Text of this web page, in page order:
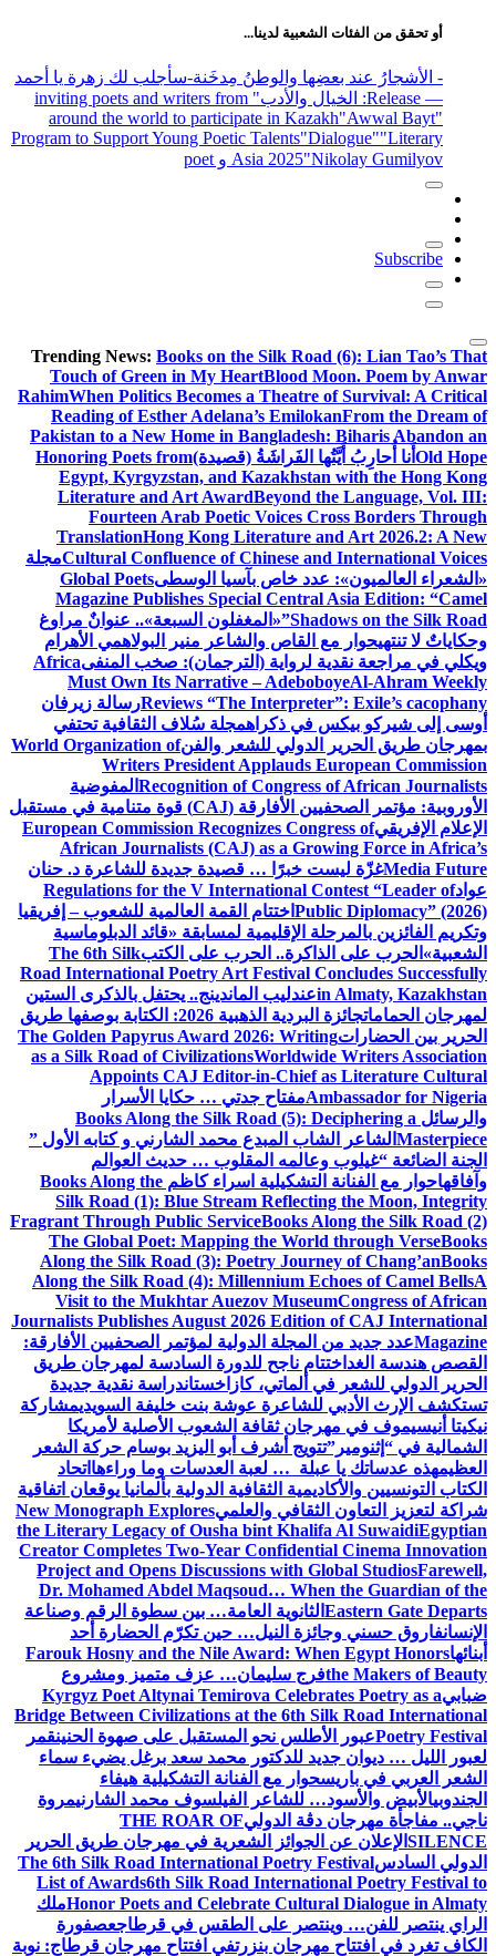
أو تحقق من الفئات الشعبية لدينا...
- الأشجارُ عند بعضِها والوطنُ مِدخَنة-سأجلب لك زهرة يا أحمد
— Release
: الخيال والأدب
" inviting poets and writers from
around the world to participate in Kazakh"Awwal Bayt"
Program to Support Young Poetic Talents"Dialogue""Literary
Asia 2025"Nikolay Gumilyov و poet
Subscribe
Trending News: Books on the Silk Road (6): Lian Tao’s That
Touch of Green in My HeartBlood Moon. Poem by Anwar
RahimWhen Politics Becomes a Theatre of Survival: A Critical
Reading of Esther Adelana’s EmilokanFrom the Dream of
Pakistan to a New Home in Bangladesh: Biharis Abandon an
Old Hope أَنا أُحارِبُ أَيَّتُها الفَراشَةُ (قصيدة)Honoring Poets from
Egypt, Kyrgyzstan, and Kazakhstan with the Hong Kong
Literature and Art AwardBeyond the Language, Vol. III:
Fourteen Arab Poetic Voices Cross Borders Through
TranslationHong Kong Literature and Art 2026.2: A New
Cultural Confluence of Chinese and International Voicesمجلة
«الشعراء العالميون»: عدد خاص بآسيا الوسطىGlobal Poets
Magazine Publishes Special Central Asia Edition: “Camel
Shadows on the Silk Road” «المغفلون السبعة».. عنوانٌ مراوغ
وحكاياتٌ لا تنتهيحوار مع القاص والشاعر منير البولاهمي الأهرام
ويكلي في مراجعة نقدية لرواية (الترجمان): صخب المنفىAfrica
Must Own Its Narrative – AdeboboyeAl-Ahram Weekly
Reviews “The Interpreter”: Exile’s cacophanyرسالة زيرفان
أوسى إلى شيركو بيكس في ذكراهمجلة سُلاف الثقافية تحتفي
بمهرجان طريق الحرير الدولي للشعر والفنWorld Organization of
Writers President Applauds European Commission
Recognition of Congress of African Journalists المفوضية
الأوروبية: مؤتمر الصحفيين الأفارقة (CAJ) قوة متنامية في مستقبل
الإعلام الإفريقيEuropean Commission Recognizes Congress of
African Journalists (CAJ) as a Growing Force in Africa’s
Media Futureغزّة ليست خبرًا … قصيدة جديدة للشاعرة د. حنان
عوادRegulations for the V International Contest “Leader of
Public Diplomacy” (2026) اختتام القمة العالمية للشعوب – إفريقيا
وتكريم الفائزين بالمرحلة الإقليمية لمسابقة «قائد الدبلوماسية
الشعبية» الحرب على الذاكرة.. الحرب على الكتبThe 6th Silk
Road International Poetry Art Festival Concludes Successfully
in Almaty, Kazakhstanعندليب الماندينج.. يحتفل بالذكرى الستين
لمهرجان الحمامات
جائزة البردية الذهبية 2026: الكتابة بوصفها طريق
الحرير بين الحضاراتThe Golden Papyrus Award 2026: Writing
as a Silk Road of CivilizationsWorldwide Writers Association
Appoints CAJ Editor-in-Chief as Literature Cultural
Ambassador for Nigeriaمفتاح جدتي … حكايا الأسرار
والرسائل Books Along the Silk Road (5): Deciphering a
Masterpiece الشاعر الشاب المبدع محمد الشارني و كتابه الأول ”
الجنة الضائعة “غيلوب وعالمه المقلوب … حديث العوالم
وآفاقهاحوار مع الفنانة التشكيلية اسراء كاظم Books Along the
Silk Road (1): Blue Stream Reflecting the Moon, Integrity
Fragrant Through Public ServiceBooks Along the Silk Road (2)
The Global Poet: Mapping the World through VerseBooks
Along the Silk Road (3): Poetry Journey of Chang’anBooks
Along the Silk Road (4): Millennium Echoes of Camel BellsA
Visit to the Mukhtar Auezov MuseumCongress of African
Journalists Publishes August 2026 Edition of CAJ International
Magazineعدد جديد من المجلة الدولية لمؤتمر الصحفيين الأفارقة:
القصص هندسة الغد اختتام ناجح للدورة السادسة لمهرجان طريق
الحرير الدولي للشعر في ألماتي، كازاخستاندراسة نقدية جديدة
تستكشف الإرث الأدبي للشاعرة عوشة بنت خليفة السويديمشاركة
نيكيتا أنيسيموف في مهرجان ثقافة الشعوب الأصلية لأمريكا
الشمالية في “إثنومير”تتويج أشرف أبو اليزيد بوسام حركة الشعر
العظيمهذه عدساتك يا عبلة … لعبة العدسات وما وراءها اتحاد
الكتاب التونسيين والأكاديمية الثقافية الدولية بألمانيا يوقعان اتفاقية
شراكة لتعزيز التعاون الثقافي والعلميNew Monograph Explores
the Literary Legacy of Ousha bint Khalifa Al SuwaidiEgyptian
Creator Completes Two-Year Confidential Cinema Innovation
Project and Opens Discussions with Global StudiosFarewell,
Dr. Mohamed Abdel Maqsoud… When the Guardian of the
Eastern Gate Departs الثانوية العامة… بين سطوة الرقم وصناعة
الإنسانفاروق حسني وجائزة النيل… حين تكرّم الحضارة أحد
أبنائهاFarouk Hosny and the Nile Award: When Egypt Honors
the Makers of Beautyفرج سليمان… عزف متميز ومشروع
ضبابيKyrgyz Poet Altynai Temirova Celebrates Poetry as a
Bridge Between Civilizations at the 6th Silk Road International
Poetry Festivalعبور الأطلس نحو المستقبل على صهوة الحنينقمر
لعبور الليل … ديوان جديد للدكتور محمد سعد برغل يضيء سماء
الشعر العربي في باريسحوار مع الفنانة التشكيلية هيفاء
الجندوبيالأبيض والأسود… للشاعر الفيلسوف محمد الشارنيمروة
ناجي.. مفاجأة مهرجان دڨة الدوليTHE ROAR OF
SILENCE الإعلان عن الجوائز الشعرية في مهرجان طريق الحرير
الدولي السادسThe 6th Silk Road International Poetry Festival
List of Awards6th Silk Road International Poetry Festival to
Honor Poets and Celebrate Cultural Dialogue in Almatyملك
الراي ينتصر للفن… وينتصر على الطقس في قرطاجعصفورة
الكاف تغرد في افتتاح مهرجان بنزرتفي افتتاح مهرجان قرطاج: نوبة